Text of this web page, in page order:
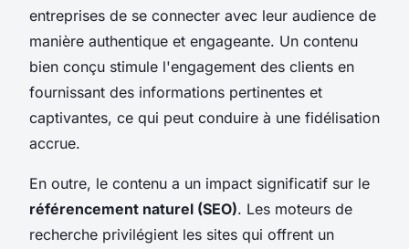
entreprises de se connecter avec leur audience de
manière authentique et engageante. Un contenu
bien conçu stimule l'engagement des clients en
fournissant des informations pertinentes et
captivantes, ce qui peut conduire à une fidélisation
accrue.
En outre, le contenu a un impact significatif sur le
référencement naturel (SEO). Les moteurs de
recherche privilégient les sites qui offrent un